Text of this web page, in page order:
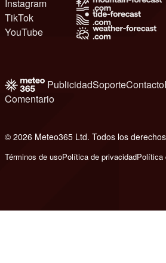
Instagram
TikTok
YouTube
PublicidadSoporteContacto
Comentario
© 2026 Meteo365 Ltd. Todos los
Términos de usoPolítica de privacidadPolítica